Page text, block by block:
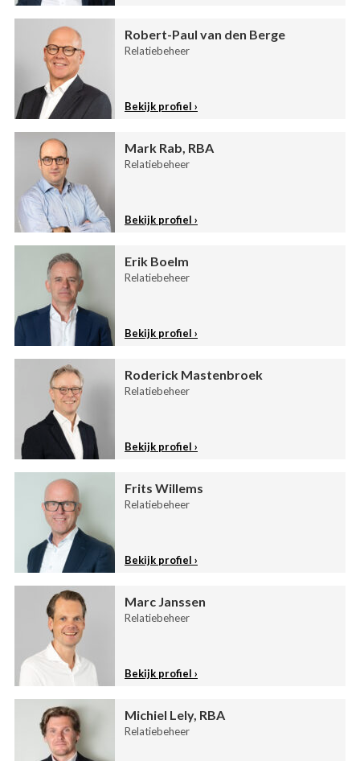
Robert-Paul van den Berge
Relatiebeheer
Bekijk profiel
Mark Rab, RBA
Relatiebeheer
Bekijk profiel
Erik Boelm
Relatiebeheer
Bekijk profiel
Roderick Mastenbroek
Relatiebeheer
Bekijk profiel
Frits Willems
Relatiebeheer
Bekijk profiel
Marc Janssen
Relatiebeheer
Bekijk profiel
Michiel Lely, RBA
Relatiebeheer